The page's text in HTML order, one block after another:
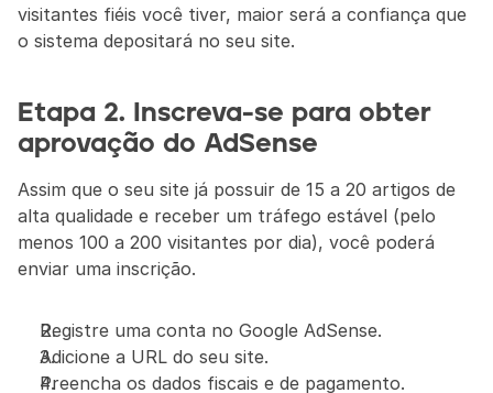
visitantes fiéis você tiver, maior será a confiança que
o sistema depositará no seu site.
Etapa 2. Inscreva-se para obter
aprovação do AdSense
Assim que o seu site já possuir de 15 a 20 artigos de
alta qualidade e receber um tráfego estável (pelo
menos 100 a 200 visitantes por dia), você poderá
enviar uma inscrição.
Registre uma conta no Google AdSense.
Adicione a URL do seu site.
Preencha os dados fiscais e de pagamento.